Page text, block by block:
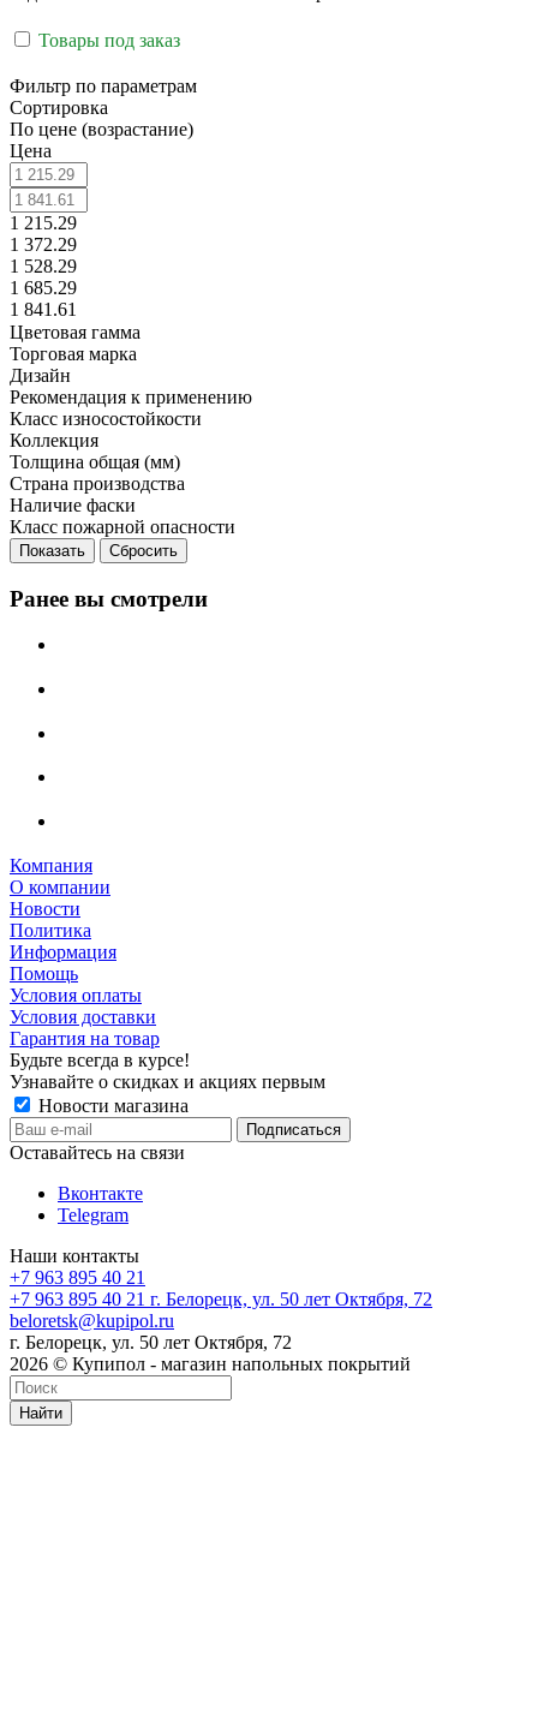
Товары под заказ
Фильтр по параметрам
Сортировка
По цене (возрастание)
Цена
1 215.29
1 372.29
1 528.29
1 685.29
1 841.61
Цветовая гамма
Торговая марка
Дизайн
Рекомендация к применению
Класс износостойкости
Коллекция
Толщина общая (мм)
Страна производства
Наличие фаски
Класс пожарной опасности
Сбросить
Ранее вы смотрели
Компания
О компании
Новости
Политика
Информация
Помощь
Условия оплаты
Условия доставки
Гарантия на товар
Будьте всегда в курсе!
Узнавайте о скидках и акциях первым
Новости магазина
Оставайтесь на связи
Вконтакте
Telegram
Наши контакты
+7 963 895 40 21
+7 963 895 40 21 г. Белорецк, ул. 50 лет Октября, 72
beloretsk@kupipol.ru
г. Белорецк, ул. 50 лет Октября, 72
2026 © Купипол - магазин напольных покрытий
Найти